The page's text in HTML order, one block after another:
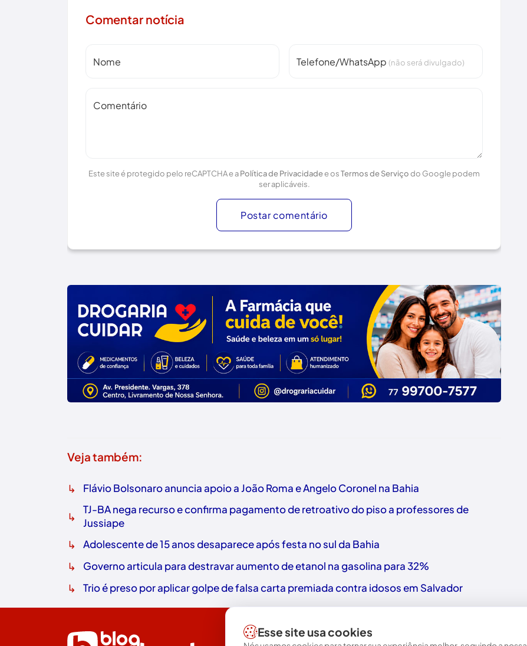
Comentar notícia
Nome Telefone/WhatsApp (não será divulgado)
Comentário
Este site é protegido pelo reCAPTCHA e aPolítica de Privacidadee osTermos de Serviçodo Google podem
ser aplicáveis.
Postar comentário
Veja também:
↳ Flávio Bolsonaro anuncia apoio a João Roma e Angelo Coronel na Bahia
↳
TJ-BA nega recurso e confirma pagamento de retroativo do piso a professores de
Jussiape
↳ Adolescente de 15 anos desaparece após festa no sul da Bahia
↳ Governo articula para destravar aumento de etanol na gasolina para 32%
↳ Trio é preso por aplicar golpe de falsa carta premiada contra idosos em Salvador
Esse site usa cookies